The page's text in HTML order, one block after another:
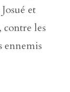
et
contre les
ennemis